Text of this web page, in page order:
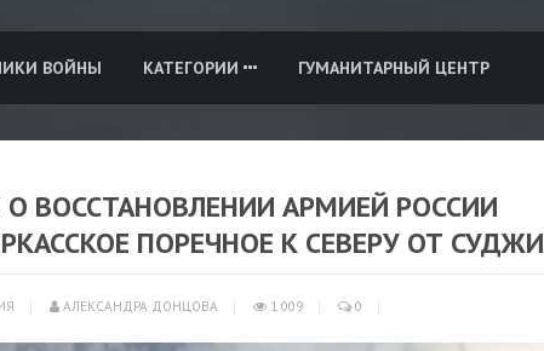
ВОЙНЫ КАТЕГОРИИ ГУМАНИТАРНЫЙ ЦЕНТР
ВОССТАНОВЛЕНИИ АРМИЕЙ РОССИИ
ПОРЕЧНОЕ К СЕВЕРУ ОТ СУДЖИ
АЛЕКСАНДРА ДОНЦОВА 1 009 0